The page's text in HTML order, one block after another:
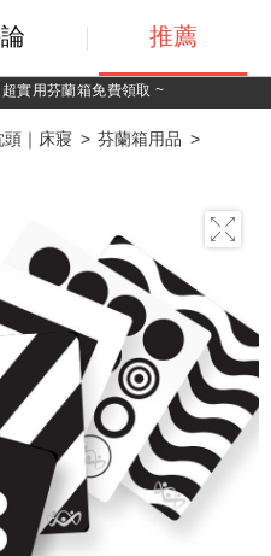
綁定LINE好友，500購物金立即折！
頭｜床寢
芬蘭箱用品
推薦